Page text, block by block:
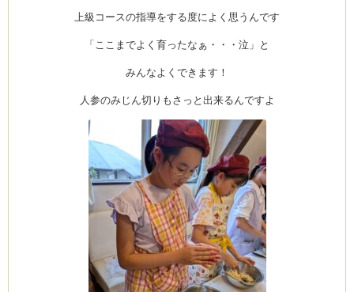
by CEDO)
上級コースの指導をする度によく思うんです
「ここまでよく育ったなぁ・・・泣」と
みんなよくできます！
人参のみじん切りもさっと出来るんですよ